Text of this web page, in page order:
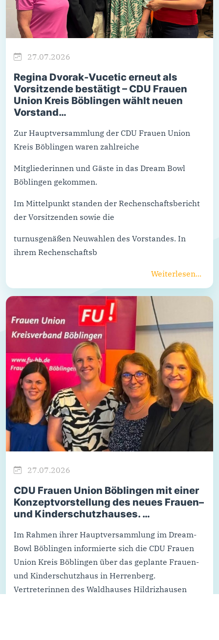
27.07.2026
Regina Dvorak-Vucetic erneut als
Vorsitzende bestätigt – CDU Frauen
Union Kreis Böblingen wählt neuen
Vorstand…
Zur Hauptversammlung der CDU Frauen Union
Kreis Böblingen waren zahlreiche
Mitgliederinnen und Gäste in das Dream Bowl
Böblingen gekommen.
Im Mittelpunkt standen der Rechenschaftsbericht
der Vorsitzenden sowie die
turnusgenäßen Neuwahlen des Vorstandes. In
ihrem Rechenschaftsb
Weiterlesen...
27.07.2026
CDU Frauen Union Böblingen mit einer
Konzeptvorstellung des neues Frauen–
und Kinderschutzhauses. …
Im Rahmen ihrer Hauptversammlung im Dream-
Bowl Böblingen informierte sich die CDU Frauen
Union Kreis Böblingen über das geplante Frauen-
und Kinderschutzhaus in Herrenberg.
Vertreterinnen des Waldhauses Hildrizhausen